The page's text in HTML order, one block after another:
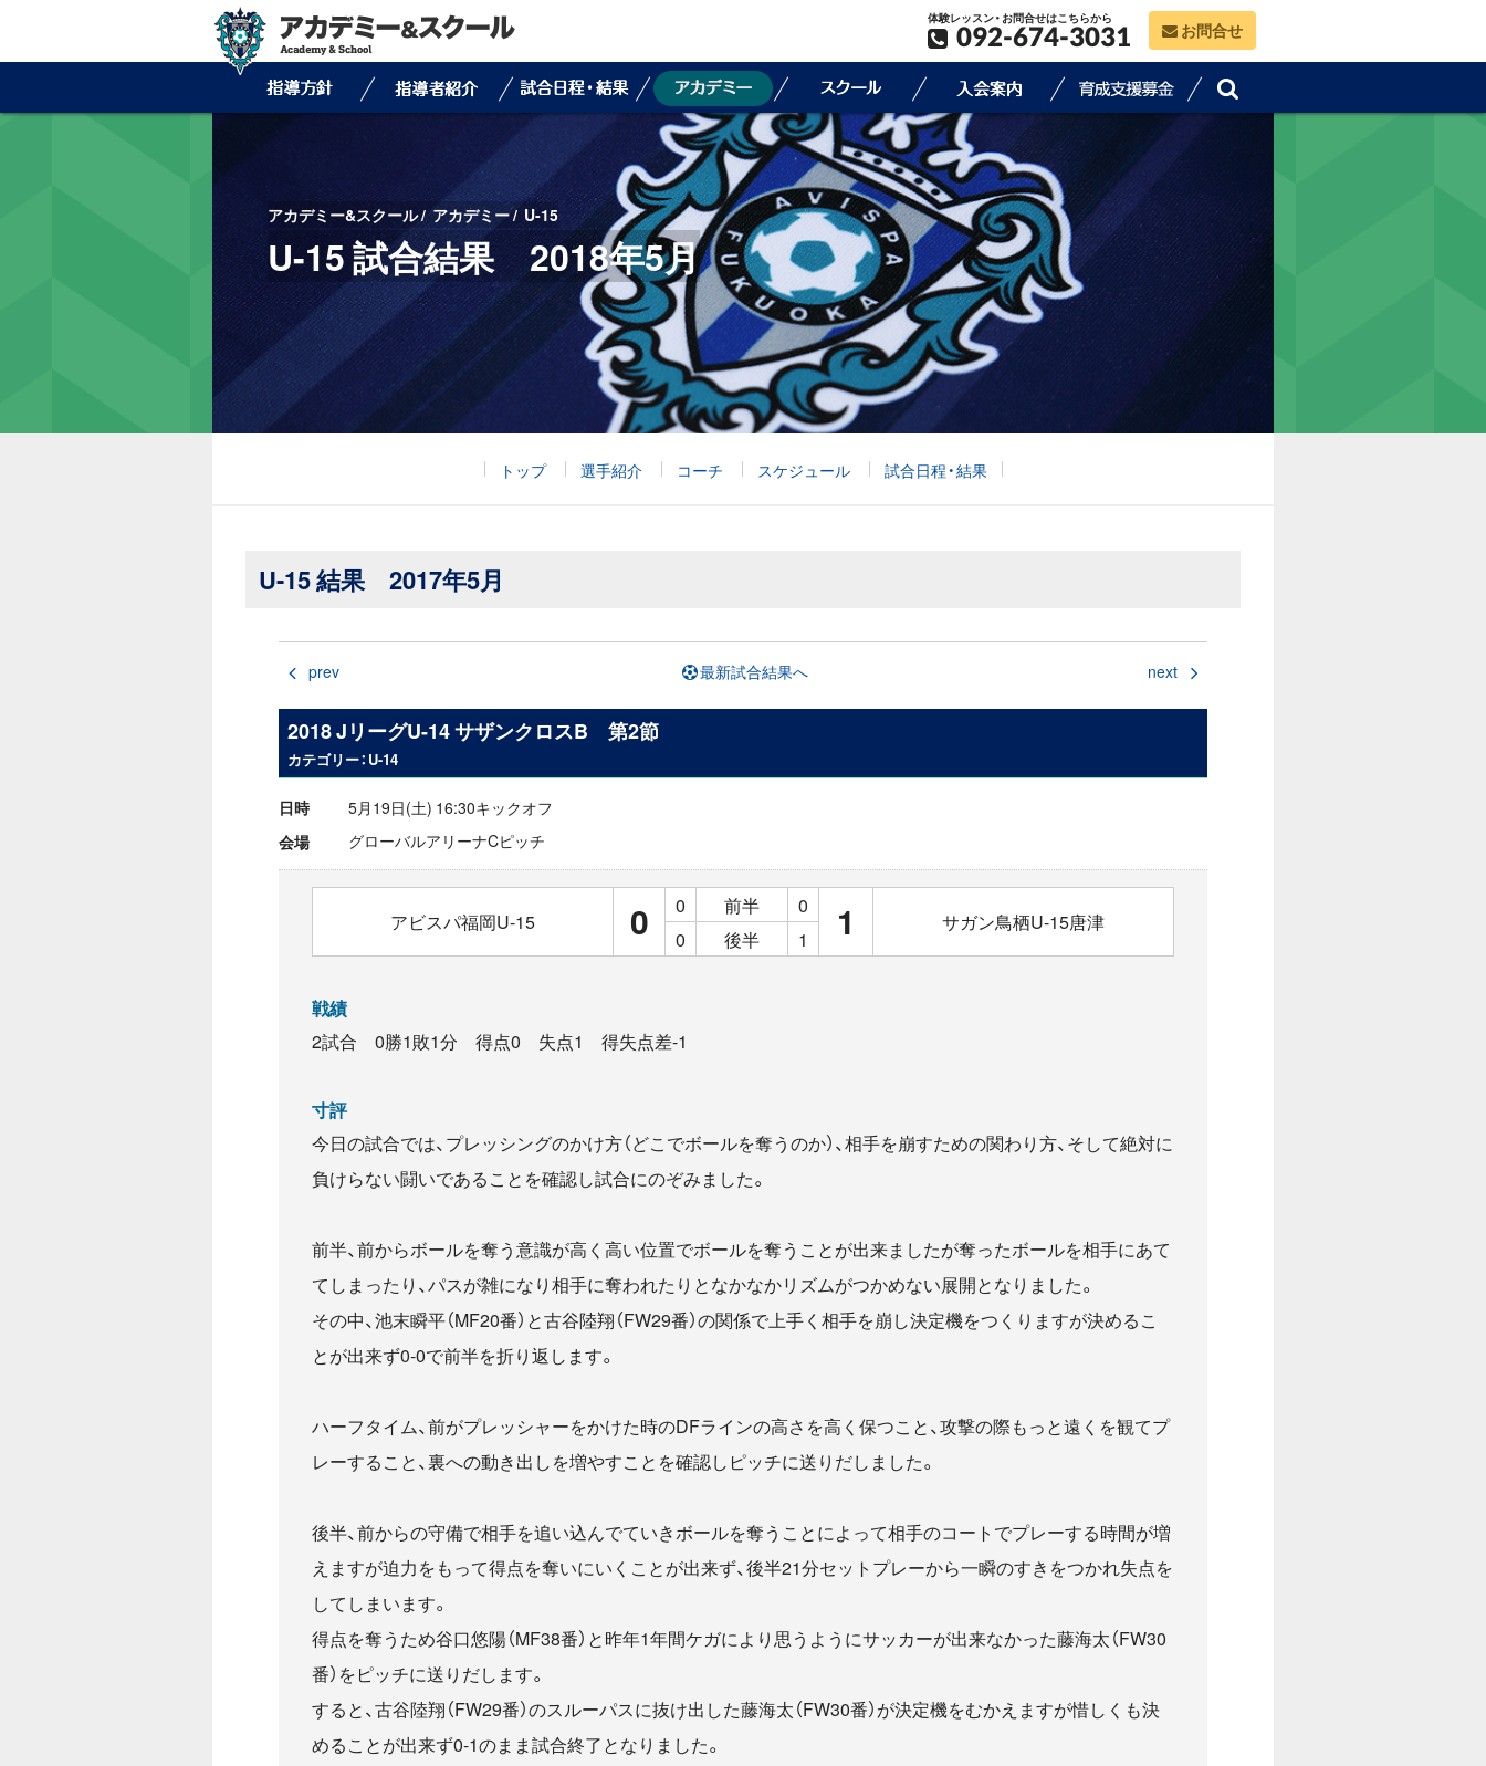
アカデミー&スクール アカデミー U-15
U-15 試合結果 2018年5月
体験レッスン・お問合せはこちらから
092-674-3031 お問合せ
トップ 選手紹介 コーチ スケジュール 試合日程・結果
U-15 結果 2017年5月
prev next
最新試合結果へ
2018 JリーグU-14 サザンクロスB 第2節
カテゴリー：U-14
日時
5月19日(土) 16:30キックオフ
会場
グローバルアリーナCピッチ
アビスパ福岡U-15 0 0 前半 0 1 サガン鳥栖U-15唐津
0 後半 1
戦績
2試合 0勝1敗1分 得点0 失点1 得失点差-1
寸評
今日の試合では、プレッシングのかけ方（どこでボールを奪うのか）、相手を崩すための関わり方、そして絶対に
負けらない闘いであることを確認し試合にのぞみました。
前半、前からボールを奪う意識が高く高い位置でボールを奪うことが出来ましたが奪ったボールを相手にあて
てしまったり、パスが雑になり相手に奪われたりとなかなかリズムがつかめない展開となりました。
その中、池末瞬平（MF20番）と古谷陸翔（FW29番）の関係で上手く相手を崩し決定機をつくりますが決めるこ
とが出来ず0-0で前半を折り返します。
ハーフタイム、前がプレッシャーをかけた時のDFラインの高さを高く保つこと、攻撃の際もっと遠くを観てプ
レーすること、裏への動き出しを増やすことを確認しピッチに送りだしました。
後半、前からの守備で相手を追い込んでていきボールを奪うことによって相手のコートでプレーする時間が増
えますが迫力をもって得点を奪いにいくことが出来ず、後半21分セットプレーから一瞬のすきをつかれ失点を
してしまいます。
得点を奪うため谷口悠陽（MF38番）と昨年1年間ケガにより思うようにサッカーが出来なかった藤海太（FW30
番）をピッチに送りだします。
すると、古谷陸翔（FW29番）のスルーパスに抜け出した藤海太（FW30番）が決定機をむかえますが惜しくも決
めることが出来ず0-1のまま試合終了となりました。